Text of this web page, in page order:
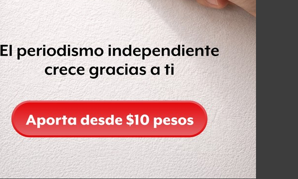
presencia hegemónica en
a detectarse la llegada de
batalla en varias zonas de ese
golpeado por autoridades
de armas y el abatimiento de
132 presos, 86 de ellos
escaparon del penal de Piedras
cortaron una malla metálica